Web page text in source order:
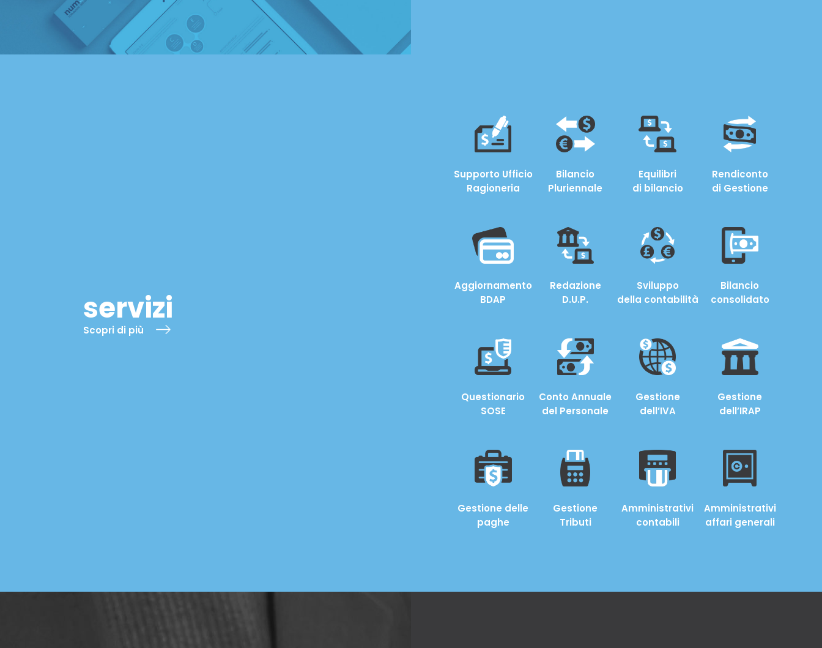
servizi
Scopri di più
Supporto Ufficio
Ragioneria
Bilancio
Pluriennale
Equilibri
di bilancio
Rendiconto
di Gestione
Aggiornamento
BDAP
Redazione
D.U.P.
Sviluppo
della contabilità
Bilancio
consolidato
Questionario
SOSE
Conto Annuale
del Personale
Gestione
dell’IVA
Gestione
dell’IRAP
Gestione delle
paghe
Gestione
Tributi
Amministrativi
contabili
Amministrativi
affari generali